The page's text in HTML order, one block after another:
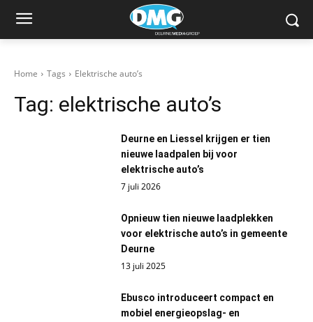
Home Tags Elektrische auto’s
Tag: elektrische auto’s
Deurne en Liessel krijgen er tien
nieuwe laadpalen bij voor
elektrische auto’s
7 juli 2026
Opnieuw tien nieuwe laadplekken
voor elektrische auto’s in gemeente
Deurne
13 juli 2025
Ebusco introduceert compact en
mobiel energieopslag- en